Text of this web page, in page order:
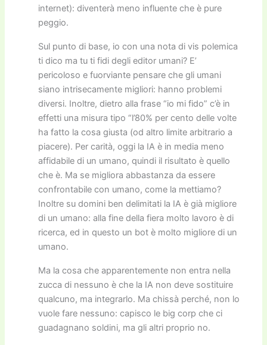
internet): diventerà meno influente che è pure
peggio.
Sul punto di base, io con una nota di vis polemica
ti dico ma tu ti fidi degli editor umani? E’
pericoloso e fuorviante pensare che gli umani
siano intrisecamente migliori: hanno problemi
diversi. Inoltre, dietro alla frase “io mi fido” c’è in
effetti una misura tipo “l’80% per cento delle volte
ha fatto la cosa giusta (od altro limite arbitrario a
piacere). Per carità, oggi la IA è in media meno
affidabile di un umano, quindi il risultato è quello
che è. Ma se migliora abbastanza da essere
confrontabile con umano, come la mettiamo?
Inoltre su domini ben delimitati la IA è già migliore
di un umano: alla fine della fiera molto lavoro è di
ricerca, ed in questo un bot è molto migliore di un
umano.
Ma la cosa che apparentemente non entra nella
zucca di nessuno è che la IA non deve sostituire
qualcuno, ma integrarlo. Ma chissà perché, non lo
vuole fare nessuno: capisco le big corp che ci
guadagnano soldini, ma gli altri proprio no.